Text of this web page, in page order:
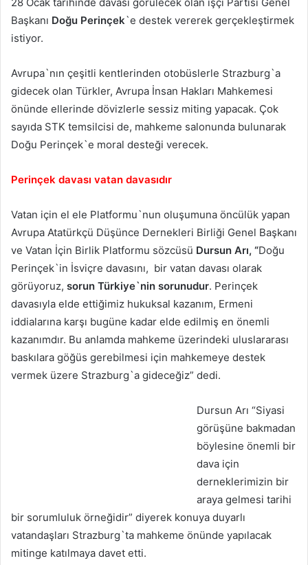
Başkanı Doğu Perinçek`e destek vererek gerçekleştirmek
istiyor.
Avrupa`nın çeşitli kentlerinden otobüslerle Strazburg`a
gidecek olan Türkler, Avrupa İnsan Hakları Mahkemesi
önünde ellerinde dövizlerle sessiz miting yapacak. Çok
sayıda STK temsilcisi de, mahkeme salonunda bulunarak
Doğu Perinçek`e moral desteği verecek.
Perinçek davası vatan davasıdır
Vatan için el ele Platformu`nun oluşumuna öncülük yapan
Avrupa Atatürkçü Düşünce Dernekleri Birliği Genel Başkanı
ve Vatan İçin Birlik Platformu sözcüsü Dursun Arı, “Doğu
Perinçek`in İsviçre davasını, bir vatan davası olarak
görüyoruz, sorun Türkiye`nin sorunudur. Perinçek
davasıyla elde ettiğimiz hukuksal kazanım, Ermeni
iddialarına karşı bugüne kadar elde edilmiş en önemli
kazanımdır. Bu anlamda mahkeme üzerindeki uluslararası
baskılara göğüs gerebilmesi için mahkemeye destek
vermek üzere Strazburg`a gideceğiz” dedi.
Dursun Arı “Siyasi
görüşüne bakmadan
böylesine önemli bir
dava için
derneklerimizin bir
araya gelmesi tarihi
bir sorumluluk örneğidir” diyerek konuya duyarlı
vatandaşları Strazburg`ta mahkeme önünde yapılacak
mitinge katılmaya davet etti.